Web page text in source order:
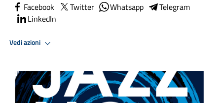
Facebook Twitter Whatsapp
Telegram
LinkedIn
Vedi azioni